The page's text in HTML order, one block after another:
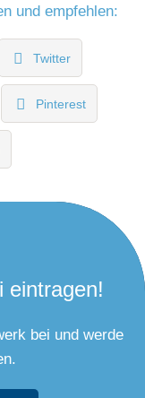
und empfehlen:
Twitter
Pinterest
eintragen!
bei und werde